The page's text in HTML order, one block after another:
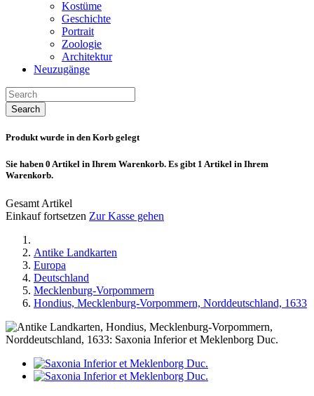
Kostüme
Geschichte
Portrait
Zoologie
Architektur
Neuzugänge
Search
Produkt wurde in den Korb gelegt
Sie haben 0 Artikel in Ihrem Warenkorb. Es gibt 1 Artikel in Ihrem
Warenkorb.
Gesamt Artikel
Einkauf fortsetzen Zur Kasse gehen
Antike Landkarten
Europa
Deutschland
Mecklenburg-Vorpommern
Hondius, Mecklenburg-Vorpommern, Norddeutschland, 1633